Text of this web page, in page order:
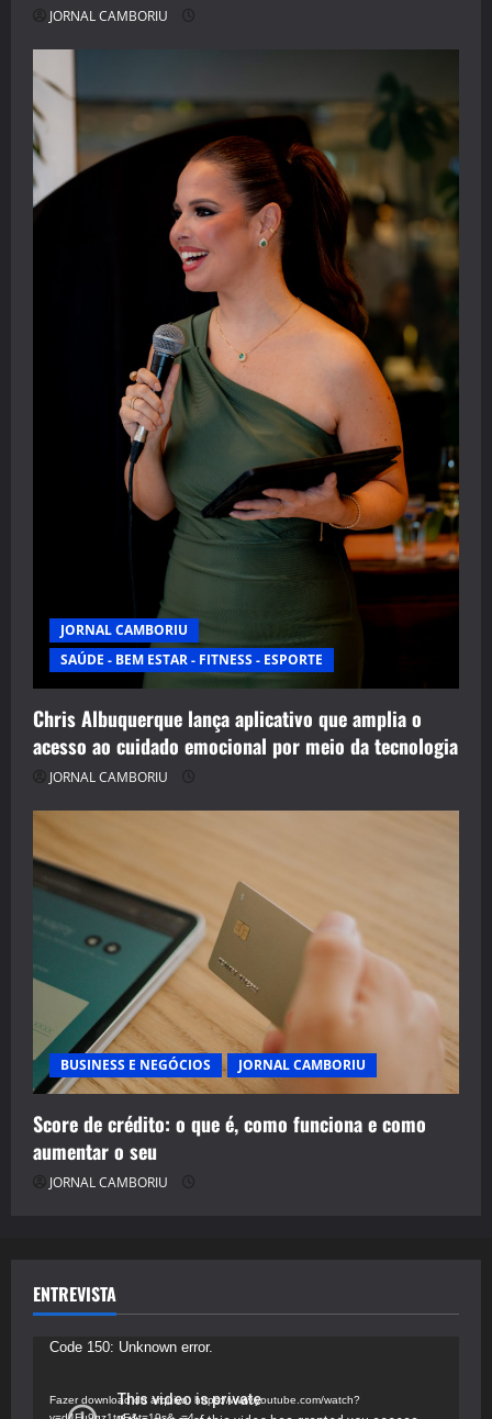
JORNAL CAMBORIU
JORNAL CAMBORIU
SAÚDE - BEM ESTAR - FITNESS - ESPORTE
Chris Albuquerque lança aplicativo que amplia o
acesso ao cuidado emocional por meio da tecnologia
JORNAL CAMBORIU
BUSINESS E NEGÓCIOS JORNAL CAMBORIU
Score de crédito: o que é, como funciona e como
aumentar o seu
JORNAL CAMBORIU
ENTREVISTA
Tocador
vídeo
Code 150: Unknown error.
Fazer download do arquivo: https://www.youtube.com/watch?